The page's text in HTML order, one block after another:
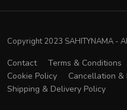
Copyright 2023 SAHITYNAMA -
Contact Terms & Conditions
Cookie Policy
Cancellation &
Shipping & Delivery Policy